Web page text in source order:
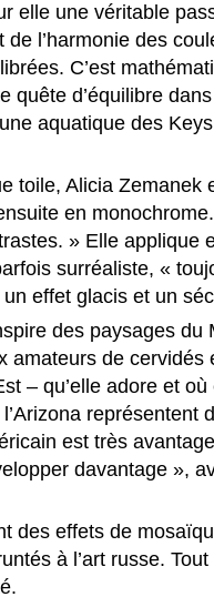
elle une véritable
l’harmonie des
C’est
quête d’équilibre
aquatique des
toile, Alicia Zemanek
en
» Elle applique
surréaliste, «
effet glacis et un
des paysages du
amateurs de cervidés
– qu’elle adore et
représentent
est très
davantage »,
des effets de
à l’art russe.